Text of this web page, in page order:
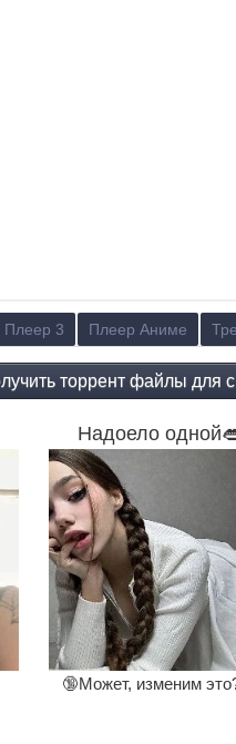
Плеер 3 Плеер Аниме
Надоело
🔞Может, изменим